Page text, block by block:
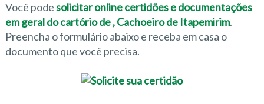
Você podesolicitar online certidões e documentações
em geral do cartório de , Cachoeiro de Itapemirim.
Preencha o formulário abaixo e receba em casa o
documento que você precisa.